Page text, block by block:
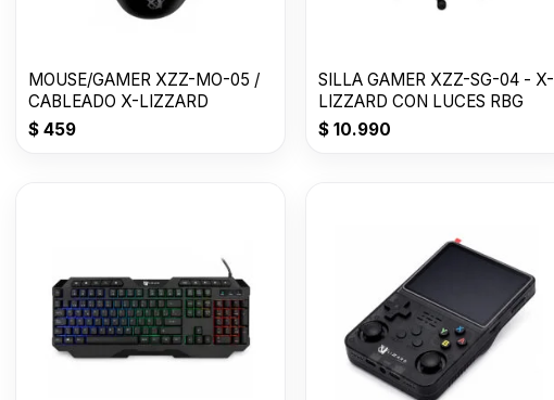
MOUSE/GAMER XZZ-MO-05 /
CABLEADO X-LIZZARD
$ 459
SILLA GAMER XZZ-SG-04 - X-
LIZZARD CON LUCES RBG
$10.990